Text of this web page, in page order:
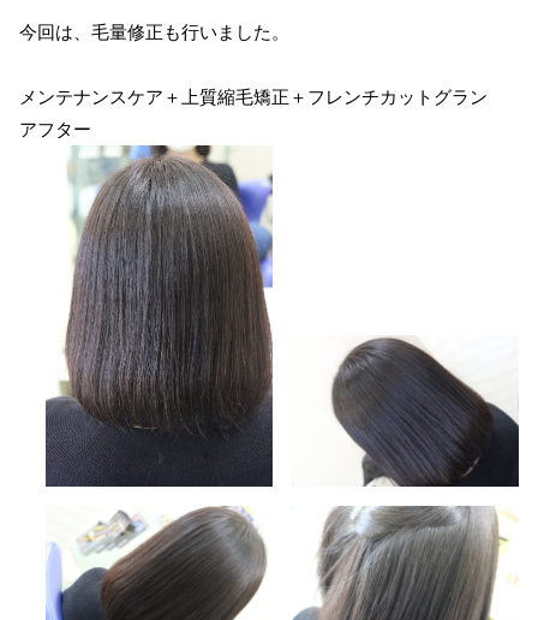
今回は、毛量修正も行いました。
メンテナンスケア＋上質縮毛矯正＋フレンチカットグラン
アフター